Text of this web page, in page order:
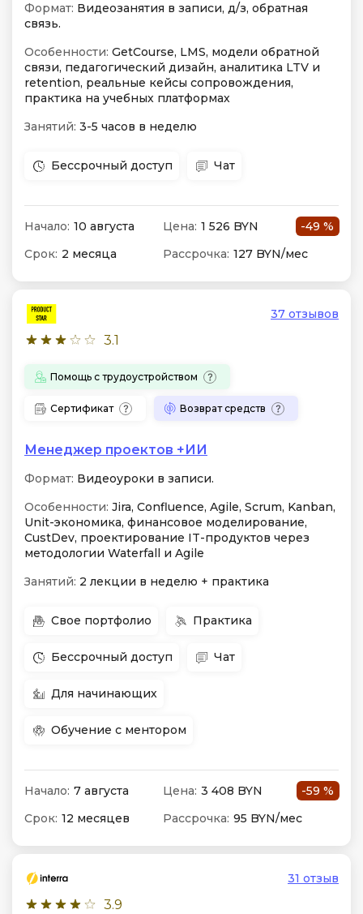
Формат: Видеозанятия в записи, д/з, обратная
связь.
Особенности: GetCourse, LMS, модели обратной
связи, педагогический дизайн, аналитика LTV и
retention, реальные кейсы сопровождения,
практика на учебных платформах
Занятий: 3-5 часов в неделю
Бессрочный доступ Чат
Начало: 10 августа Цена: 1 526 BYN
-49 %
Срок: 2 месяца Рассрочка: 127 BYN/мес
3.1
37 отзывов
Помощь с трудоустройством
Сертификат Возврат средств
Менеджер проектов +ИИ
Формат: Видеоуроки в записи.
Особенности: Jira, Confluence, Agile, Scrum, Kanban,
Unit-экономика, финансовое моделирование,
CustDev, проектирование IT-продуктов через
методологии Waterfall и Agile
Занятий: 2 лекции в неделю + практика
Свое портфолио Практика
Бессрочный доступ Чат
Для начинающих
Обучение с ментором
Начало: 7 августа Цена: 3 408 BYN
-59 %
Срок: 12 месяцев Рассрочка: 95 BYN/мес
3.9
31 отзыв